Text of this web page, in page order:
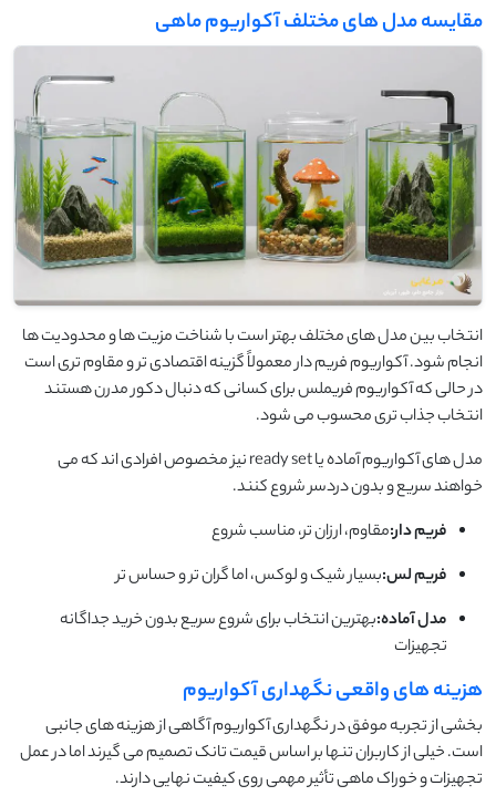
مقایسه مدل های مختلف آکواریوم ماهی
انتخاب بین مدل های مختلف بهتر است با شناخت مزیت ها و محدودیت ها
انجام شود. آکواریوم فریم دار معمولاً گزینه اقتصادی تر و مقاوم تری است
در حالی که آکواریوم فریملس برای کسانی که دنبال دکور مدرن هستند
انتخاب جذاب تری محسوب می شود.
مدل های آکواریوم آماده یا ready set نیز مخصوص افرادی اند که می
خواهند سریع و بدون دردسر شروع کنند.
فریم دار:مقاوم، ارزان تر، مناسب شروع
فریم لس:بسیار شیک و لوکس، اما گران تر و حساس تر
مدل آماده:بهترین انتخاب برای شروع سریع بدون خرید جداگانه
تجهیزات
هزینه های واقعی نگهداری آکواریوم
بخشی از تجربه موفق در نگهداری آکواریوم آگاهی از هزینه های جانبی
است. خیلی از کاربران تنها بر اساس قیمت تانک تصمیم می گیرند اما در عمل
تجهیزات و خوراک ماهی تأثیر مهمی روی کیفیت نهایی دارند.